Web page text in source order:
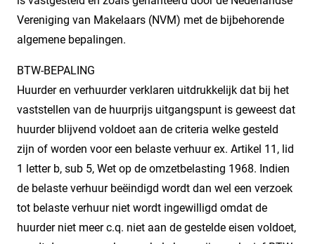
Vereniging van Makelaars (NVM) met de bijbehorende
algemene bepalingen.
BTW-BEPALING
Huurder en verhuurder verklaren uitdrukkelijk dat bij het
vaststellen van de huurprijs uitgangspunt is geweest dat
huurder blijvend voldoet aan de criteria welke gesteld
zijn of worden voor een belaste verhuur ex. Artikel 11, lid
1 letter b, sub 5, Wet op de omzetbelasting 1968. Indien
de belaste verhuur beëindigd wordt dan wel een verzoek
tot belaste verhuur niet wordt ingewilligd omdat de
huurder niet meer c.q. niet aan de gestelde eisen voldoet,